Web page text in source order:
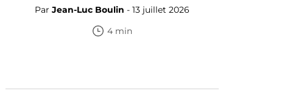
Par Jean-Luc Boulin - 13 juillet 2026
4 min